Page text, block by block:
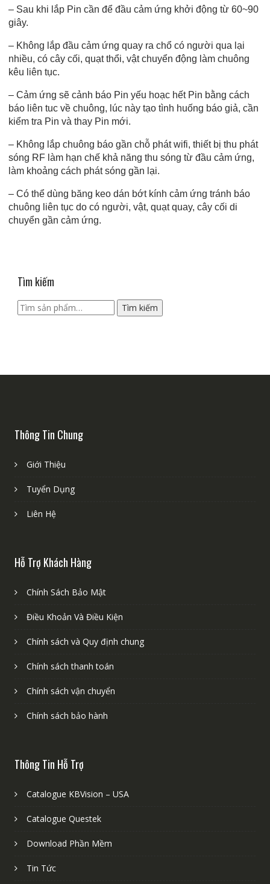
– Sau khi lắp Pin cần để đầu cảm ứng khởi động từ 60~90
giây.
– Không lắp đầu cảm ứng quay ra chổ có người qua lại
nhiều, có cây cối, quạt thổi, vật chuyển động làm chuông
kêu liên tục.
– Cảm ứng sẽ cảnh báo Pin yếu hoạc hết Pin bằng cách
báo liên tuc về chuông, lúc này tạo tình huống báo giả, cần
kiểm tra Pin và thay Pin mới.
– Không lắp chuông báo gần chỗ phát wifi, thiết bị thu phát
sóng RF làm hạn chế khả năng thu sóng từ đầu cảm ứng,
làm khoảng cách phát sóng gần lại.
– Có thể dùng băng keo dán bớt kính cảm ứng tránh báo
chuông liên tục do có người, vật, quạt quay, cây cối di
chuyển gần cảm ứng.
Tìm kiếm
Tìm
kiếm:
Tìm kiếm
Thông Tin Chung
Giới Thiệu
Tuyển Dụng
Liên Hệ
Hỗ Trợ Khách Hàng
Chính Sách Bảo Mật
Điều Khoản Và Điều Kiện
Chính sách và Quy định chung
Chính sách thanh toán
Chính sách vận chuyển
Chính sách bảo hành
Thông Tin Hỗ Trợ
Catalogue KBVision – USA
Catalogue Questek
Download Phần Mềm
Tin Tức